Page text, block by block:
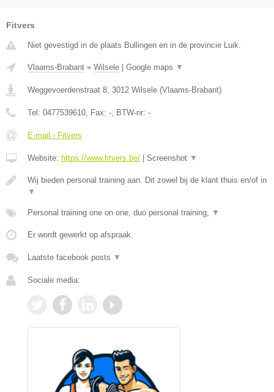
Fitvers
Niet gevestigd in de plaats Bullingen en in de provincie Luik.
Vlaams-Brabant » Wilsele | Google maps ▼
Weggevoerdenstraat 8 3012 Wilsele (Vlaams-Brabant)
Tel: 0477539610 , Fax: - , BTW-nr: -
E-mail › Fitvers
Website: https://www.fitvers.be/ | Screenshot ▼
Wij bieden personal training aan. Dit zowel bij de klant thuis en/of in
▼
Personal training one on one, duo personal training, ▼
Er wordt gewerkt op afspraak.
Laatste facebook posts ▼
Sociale media: